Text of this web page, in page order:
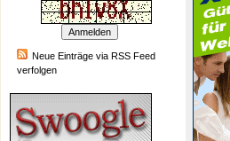
Neue Einträge via RSS Feed
verfolgen